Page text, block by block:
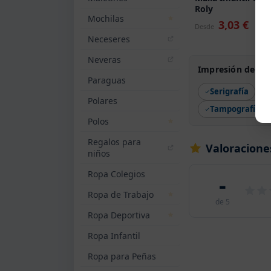
Mochilas
Neceseres
Neveras
Paraguas
Polares
Polos
Regalos para
niños
Ropa Colegios
Ropa de Trabajo
Ropa Deportiva
Ropa Infantil
Ropa para Peñas
Roly
Desde 3,03 €
Impresión de
Serigrafía
Tampografía
-
de 5